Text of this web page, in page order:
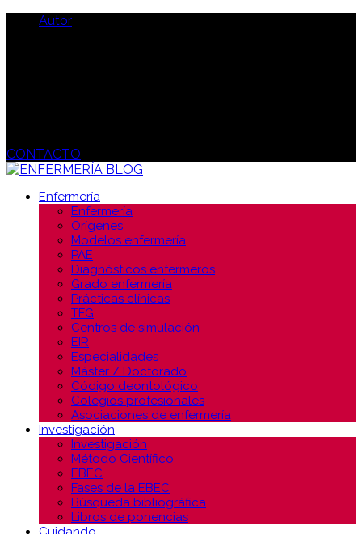
Autor
CONTACTO
Enfermería
Enfermería
Orígenes
Modelos enfermería
PAE
Diagnósticos enfermeros
Grado enfermería
Prácticas clínicas
TFG
Centros de simulación
EIR
Especialidades
Máster / Doctorado
Código deontológico
Colegios profesionales
Asociaciones de enfermería
Investigación
Investigación
Método Científico
EBEC
Fases de la EBEC
Búsqueda bibliográfica
Libros de ponencias